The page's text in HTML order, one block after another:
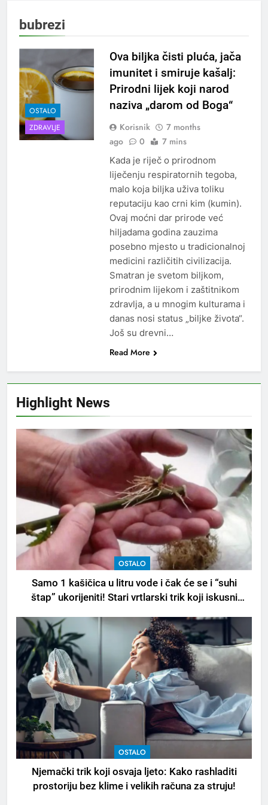
Highlight News
OSTALO
Samo 1 kašičica u litru vode i čak će se i “suhi
štap” ukorijeniti! Stari vrtlarski trik koji iskusni
OSTALO
Njemački trik koji osvaja ljeto: Kako rashladiti
prostoriju bez klime i velikih računa za struju!
bubrezi
OSTALO
ZDRAVLJE
Ova biljka čisti pluća, jača
imunitet i smiruje kašalj:
Prirodni lijek koji narod
naziva „darom od Boga“
Korisnik
7 months
ago
0 7 mins
Kada je riječ o prirodnom
liječenju respiratornih tegoba,
malo koja biljka uživa toliku
reputaciju kao crni kim (kumin).
Ovaj moćni dar prirode već
hiljadama godina zauzima
posebno mjesto u tradicionalnoj
medicini različitih civilizacija.
Smatran je svetom biljkom,
prirodnim lijekom i zaštitnikom
zdravlja, a u mnogim kulturama i
danas nosi status „biljke života“.
Još su drevni…
Read More